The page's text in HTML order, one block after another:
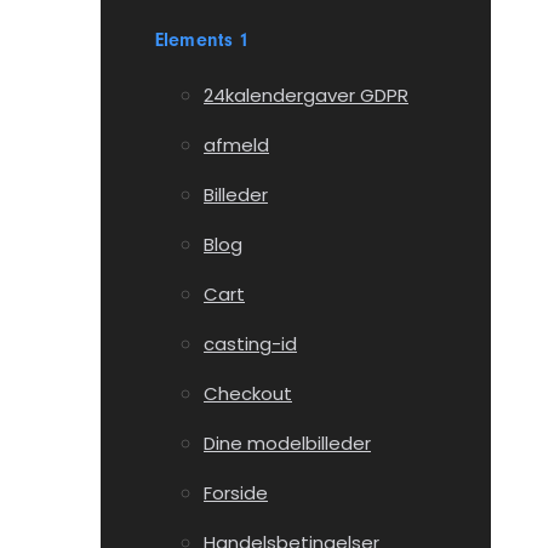
Elements 1
24kalendergaver GDPR
afmeld
Billeder
Blog
Cart
casting-id
Checkout
Dine modelbilleder
Forside